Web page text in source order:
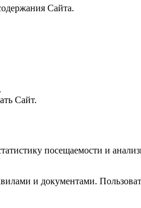
Сайта.
Сайт.
посещаемости и
и документами.